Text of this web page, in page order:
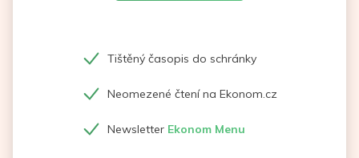
Tištěný časopis do schránky
Neomezené čtení na Ekonom.cz
Newsletter Ekonom Menu